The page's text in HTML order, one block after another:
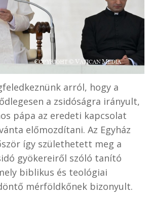
arról, hogy a
a zsidóságra irányult,
pápa az eredeti kapcsolat
előmozdítani. Az Egyház
így születhetett meg a
gyökereiről szóló tanító
biblikus és teológiai
mérföldkőnek bizonyult.